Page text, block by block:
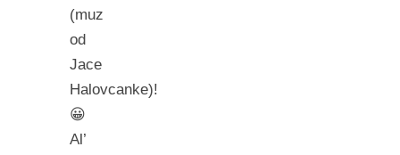
(muz
od
Jace
Halovcanke)!
😀
Al’